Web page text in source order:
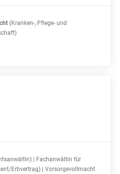
(Kranken-, Pflege- und
| Fachanwältin für
Erbvertrag) | Vorsorgevollmacht